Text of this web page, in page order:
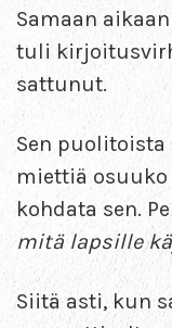
Samaan
tuli
sattunut.
Sen
miettiä
kohdata sen.
mitä lapsille
Siitä asti, kun